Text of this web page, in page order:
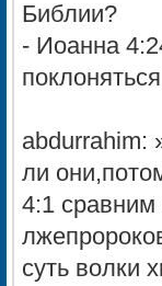
Библии?
- Иоанна
abdurrahim:
ли
4:1 сравним
суть волки